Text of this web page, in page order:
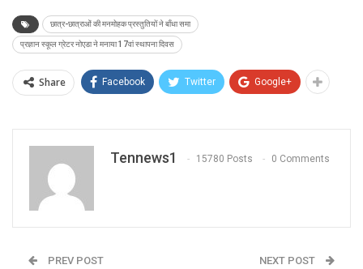
छात्र-छात्राओं की मनमोहक प्रस्तुतियों ने बाँधा समा
प्रज्ञान स्कूल ग्रेटर नोएडा ने मनाया 17वां स्थापना दिवस
Share Facebook Twitter Google+
Tennews1 15780 Posts 0 Comments
PREV POST NEXT POST